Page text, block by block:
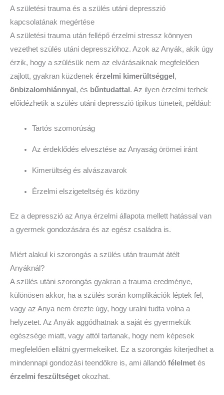
A születési trauma és a szülés utáni depresszió
kapcsolatának megértése
A születési trauma után fellépő érzelmi stressz könnyen
vezethet szülés utáni depresszióhoz. Azok az Anyák, akik úgy
érzik, hogy a szülésük nem az elvárásaiknak megfelelően
zajlott, gyakran küzdenek érzelmi kimerültséggel,
önbizalomhiánnyal, és bűntudattal. Az ilyen érzelmi terhek
előidézhetik a szülés utáni depresszió tipikus tüneteit, például:
Tartós szomorúság
Az érdeklődés elvesztése az Anyaság örömei iránt
Kimerültség és alvászavarok
Érzelmi elszigeteltség és közöny
Ez a depresszió az Anya érzelmi állapota mellett hatással van
a gyermek gondozására és az egész családra is.
Miért alakul ki szorongás a szülés után traumát átélt
Anyáknál?
A szülés utáni szorongás gyakran a trauma eredménye,
különösen akkor, ha a szülés során komplikációk léptek fel,
vagy az Anya nem érezte úgy, hogy uralni tudta volna a
helyzetet. Az Anyák aggódhatnak a saját és gyermekük
egészsége miatt, vagy attól tartanak, hogy nem képesek
megfelelően ellátni gyermekeiket. Ez a szorongás kiterjedhet a
mindennapi gondozási teendőkre is, ami állandó félelmet és
érzelmi feszültséget okozhat.